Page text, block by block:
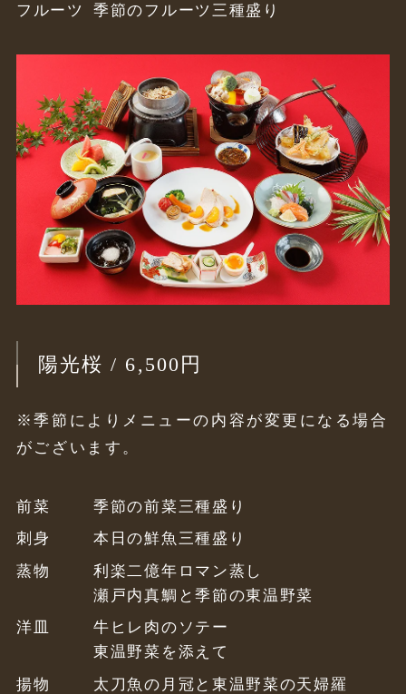
フルーツ
季節のフルーツ三種盛り
陽光桜 / 6,500円
※季節によりメニューの内容が変更になる場合
がございます。
前菜
季節の前菜三種盛り
刺身
本日の鮮魚三種盛り
蒸物
利楽二億年ロマン蒸し
瀬戸内真鯛と季節の東温野菜
洋皿
牛ヒレ肉のソテー
東温野菜を添えて
揚物
太刀魚の月冠と東温野菜の天婦羅